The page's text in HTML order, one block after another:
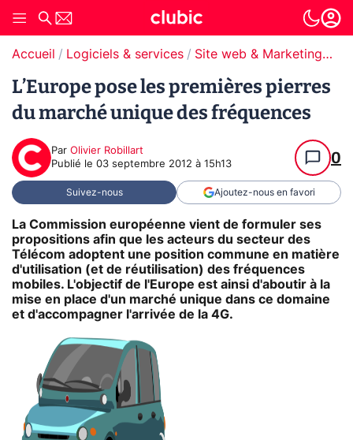
Accueil Logiciels & services Site web & Marketing Digital
L’Europe pose les premières pierres
du marché unique des fréquences
Par Olivier Robillart
Publié le 03 septembre 2012 à 15h13 0
Suivez-nous Ajoutez-nous en favori
La Commission européenne vient de formuler ses
propositions afin que les acteurs du secteur des
Télécom adoptent une position commune en matière
d'utilisation (et de réutilisation) des fréquences
mobiles. L'objectif de l'Europe est ainsi d'aboutir à la
mise en place d'un marché unique dans ce domaine
et d'accompagner l'arrivée de la 4G.